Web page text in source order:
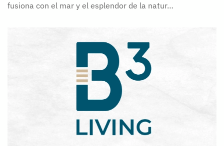
fusiona con el mar y el esplendor de la natur…